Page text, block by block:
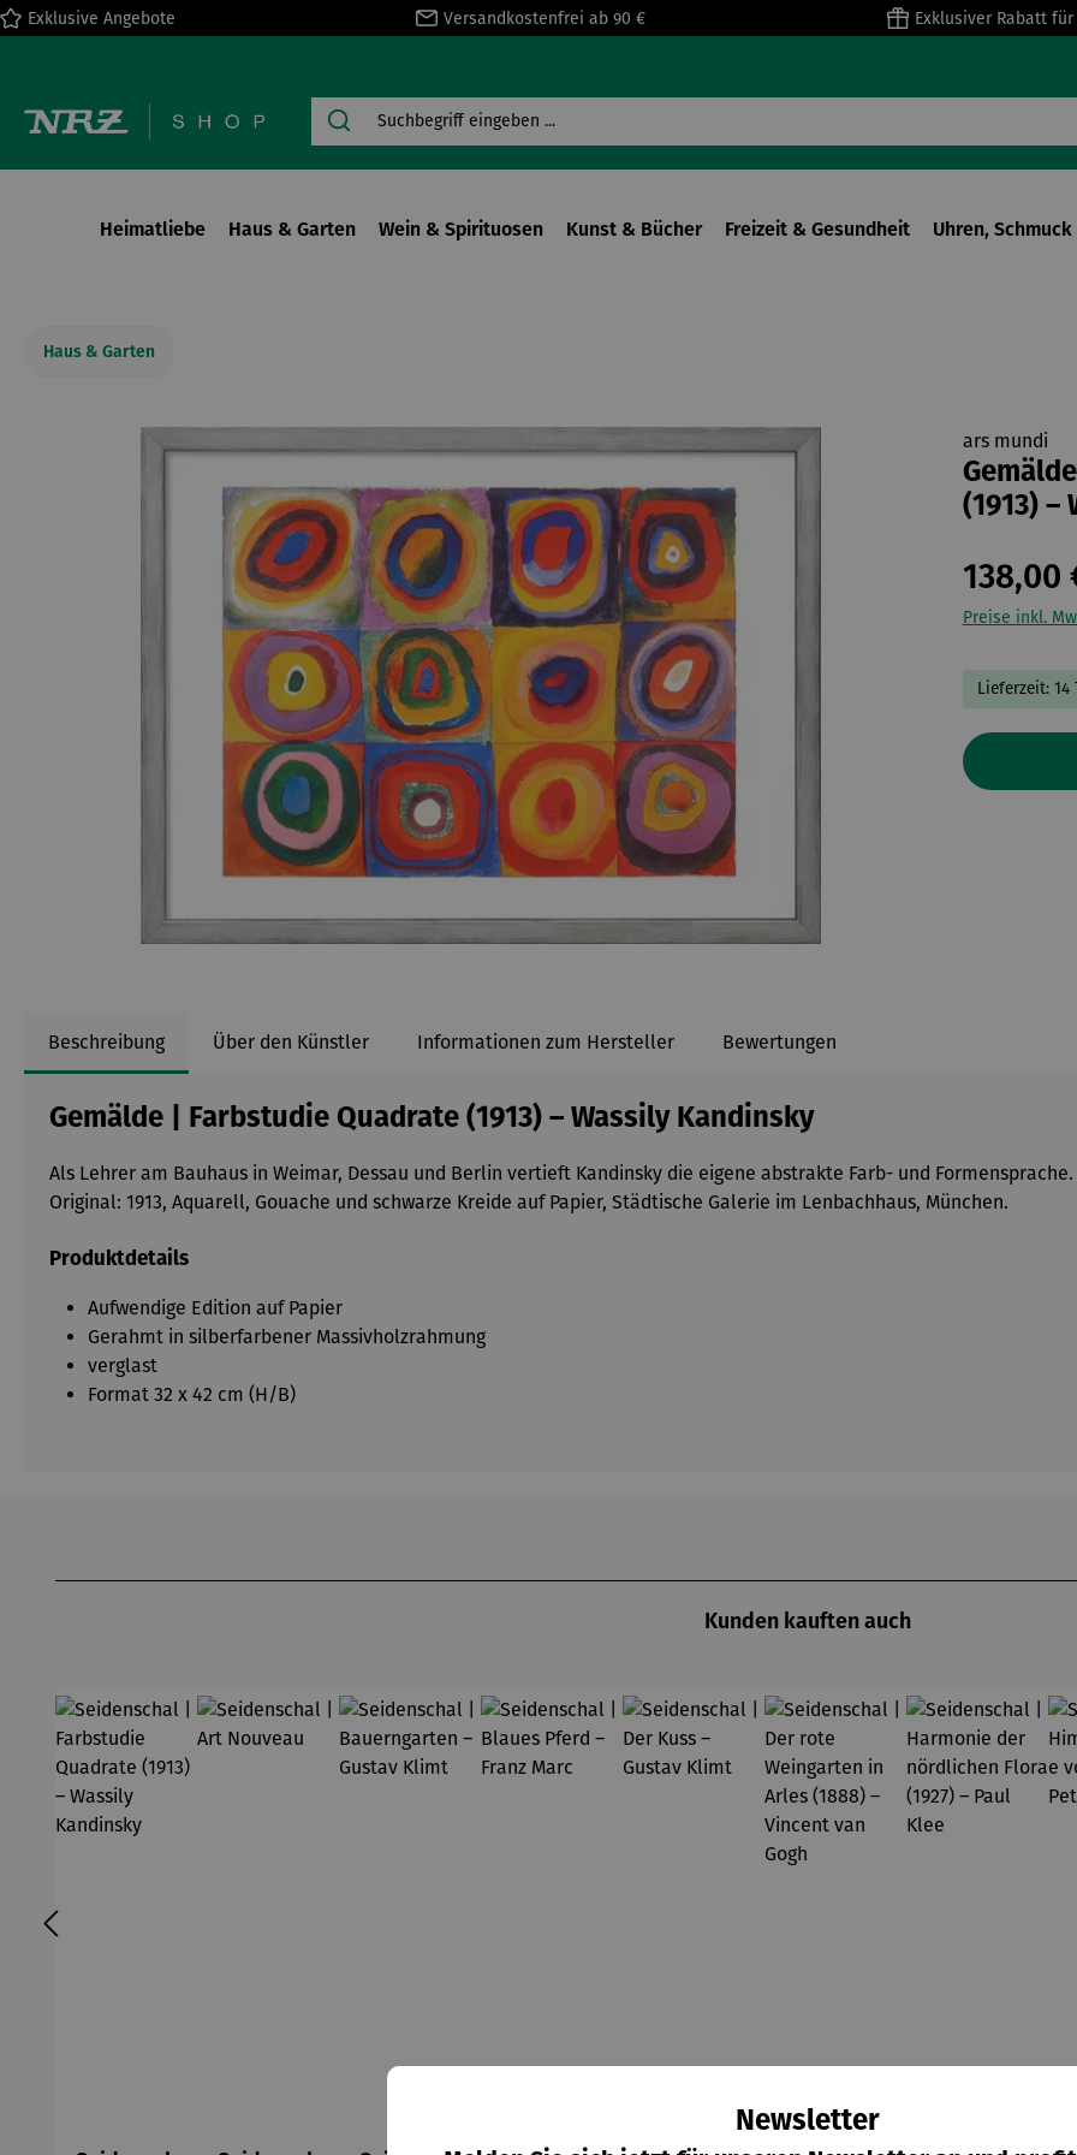
Zur Hauptnavigation springen
Exklusive Angebote Versandkostenfrei ab 90 € Exklusiver Rabatt
Heimatliebe Haus & Garten Wein & Spirituosen Kunst & Bücher Freizeit & Gesundheit Uhren,
Haus & Garten
ars mundi
(1913) –
138,00
Preise inkl.
Lieferzeit: 14
Beschreibung Über den Künstler Informationen zum Hersteller Bewertungen
Gemälde | Farbstudie Quadrate (1913) – Wassily Kandinsky
Als Lehrer am Bauhaus in Weimar, Dessau und Berlin vertieft Kandinsky die eigene abstrakte Farb- und Formensprache.
Original: 1913, Aquarell, Gouache und schwarze Kreide auf Papier, Städtische Galerie im Lenbachhaus, München.
Produktdetails
Aufwendige Edition auf Papier
Gerahmt in silberfarbener Massivholzrahmung
verglast
Format 32 x 42 cm (H/B)
Kunden kauften auch
Newsletter